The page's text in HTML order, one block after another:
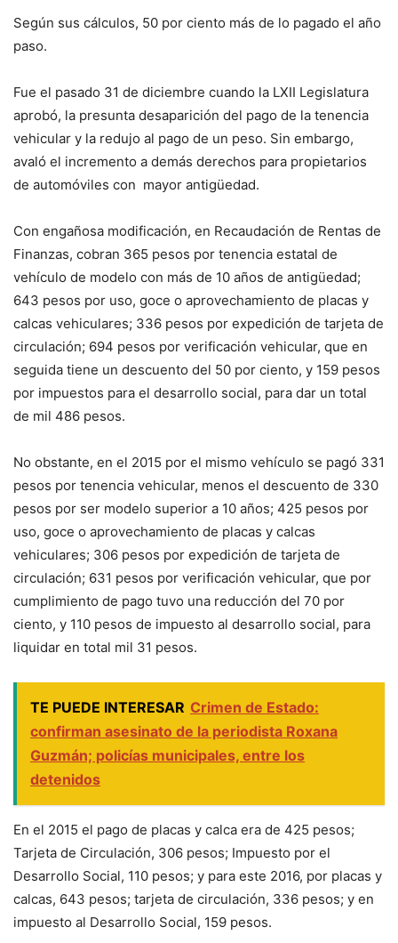
Según sus cálculos, 50 por ciento más de lo pagado el año
paso.
Fue el pasado 31 de diciembre cuando la LXII Legislatura
aprobó, la presunta desaparición del pago de la tenencia
vehicular y la redujo al pago de un peso. Sin embargo,
avaló el incremento a demás derechos para propietarios
de automóviles con mayor antigüedad.
Con engañosa modificación, en Recaudación de Rentas de
Finanzas, cobran 365 pesos por tenencia estatal de
vehículo de modelo con más de 10 años de antigüedad;
643 pesos por uso, goce o aprovechamiento de placas y
calcas vehiculares; 336 pesos por expedición de tarjeta de
circulación; 694 pesos por verificación vehicular, que en
seguida tiene un descuento del 50 por ciento, y 159 pesos
por impuestos para el desarrollo social, para dar un total
de mil 486 pesos.
No obstante, en el 2015 por el mismo vehículo se pagó 331
pesos por tenencia vehicular, menos el descuento de 330
pesos por ser modelo superior a 10 años; 425 pesos por
uso, goce o aprovechamiento de placas y calcas
vehiculares; 306 pesos por expedición de tarjeta de
circulación; 631 pesos por verificación vehicular, que por
cumplimiento de pago tuvo una reducción del 70 por
ciento, y 110 pesos de impuesto al desarrollo social, para
liquidar en total mil 31 pesos.
TE PUEDE INTERESAR Crimen de Estado:
confirman asesinato de la periodista Roxana
Guzmán; policías municipales, entre los
detenidos
En el 2015 el pago de placas y calca era de 425 pesos;
Tarjeta de Circulación, 306 pesos; Impuesto por el
Desarrollo Social, 110 pesos; y para este 2016, por placas y
calcas, 643 pesos; tarjeta de circulación, 336 pesos; y en
impuesto al Desarrollo Social, 159 pesos.